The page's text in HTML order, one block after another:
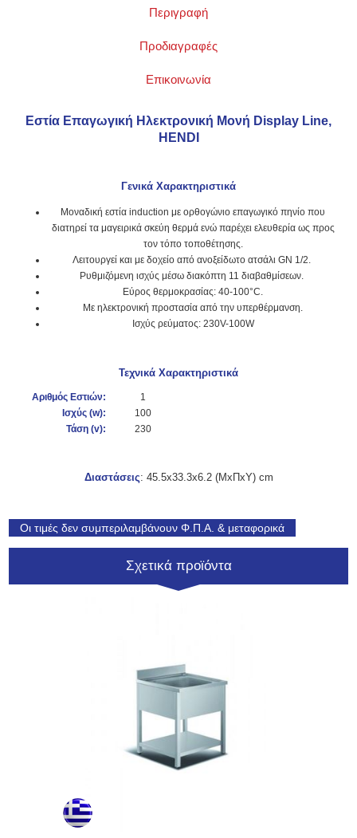
Περιγραφή
Προδιαγραφές
Επικοινωνία
Εστία Επαγωγική Ηλεκτρονική Μονή Display Line,
HENDI
Γενικά Χαρακτηριστικά
Μοναδική εστία induction με ορθογώνιο επαγωγικό πηνίο που
διατηρεί τα μαγειρικά σκεύη θερμά ενώ παρέχει ελευθερία ως προς
τον τόπο τοποθέτησης.
Λειτουργεί και με δοχείο από ανοξείδωτο ατσάλι GN 1/2.
Ρυθμιζόμενη ισχύς μέσω διακόπτη 11 διαβαθμίσεων.
Εύρος θερμοκρασίας: 40-100°C.
Με ηλεκτρονική προστασία από την υπερθέρμανση.
Ισχύς ρεύματος: 230V-100W
Τεχνικά Χαρακτηριστικά
Αριθμός Εστιών:
1
Ισχύς (w):
100
Τάση (v):
230
Διαστάσεις: 45.5x33.3x6.2 (ΜxΠxΥ) cm
Οι τιμές δεν συμπεριλαμβάνουν Φ.Π.Α. & μεταφορικά
Σχετικά προϊόντα